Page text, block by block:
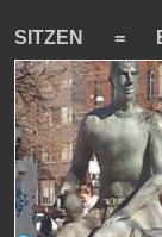
SITZEN =